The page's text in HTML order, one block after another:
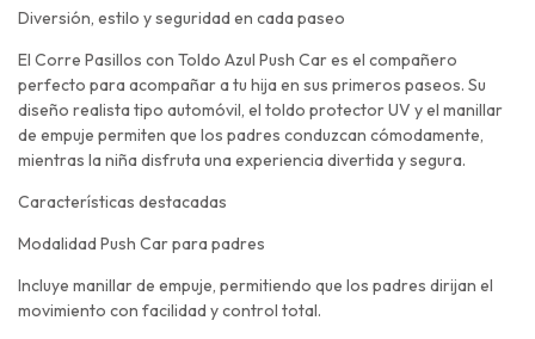
Diversión, estilo y seguridad en cada paseo
El Corre Pasillos con Toldo Azul Push Car es el compañero
perfecto para acompañar a tu hija en sus primeros paseos. Su
diseño realista tipo automóvil, el toldo protector UV y el manillar
de empuje permiten que los padres conduzcan cómodamente,
mientras la niña disfruta una experiencia divertida y segura.
Características destacadas
Modalidad Push Car para padres
Incluye manillar de empuje, permitiendo que los padres dirijan el
movimiento con facilidad y control total.